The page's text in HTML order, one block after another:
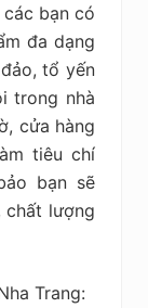
bạn có
đa dạng
tổ yến
trong nhà
cửa hàng
tiêu chí
bạn sẽ
chất lượng